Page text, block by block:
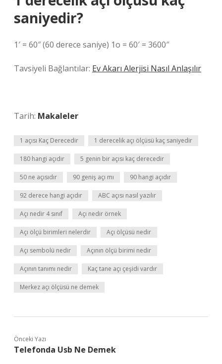
saniyedir?
1′ = 60″ (60 derece saniye) 1o = 60′ = 3600″
Tavsiyeli Bağlantılar: Ev Akarı Alerjisi Nasıl Anlaşılır
Tarih: Makaleler
1 açısı Kaç Derecedir 1 derecelik açı ölçüsü kaç saniyedir
180 hangi açıdır 5 genin bir açısı kaç derecedir
50 ne açısıdır 90 geniş açı mı 90 hangi açıdır
92 derece hangi açıdır ABC açısı nasıl yazılır
Açı nedir 4 sınıf Açı nedir örnek
Açı ölçü birimleri nelerdir Açı ölçüsü nedir
Açı sembolü nedir Açının ölçü birimi nedir
Açının tanımı nedir Kaç tane açı çeşidi vardır
Merkez açı ölçüsü ne demek
Önceki Yazı
Telefonda Usb Ne Demek